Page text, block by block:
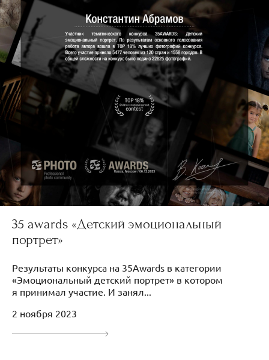
35 awards «Детский эмоциональный
портрет»
Результаты конкурса на 35Awards в категории
«Эмоциональный детский портрет» в котором
я принимал участие. И занял...
2 ноября 2023